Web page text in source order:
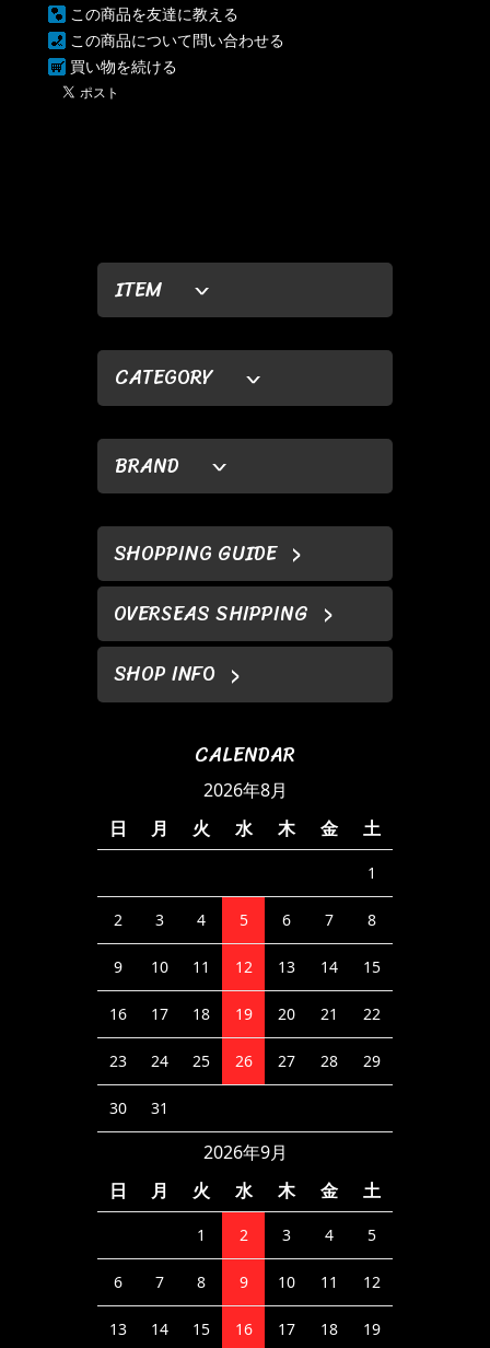
ITEM
CATEGORY
BRAND
SHOPPING GUIDE
OVERSEAS SHIPPING
SHOP INFO
CALENDAR
2026年8月
日
月 火 水 木 金 土
1
2 3 4 5 6 7 8
9 10 11 12 13 14 15
16 17 18 19 20 21 22
23 24 25 26 27 28 29
30 31
2026年9月
日
月 火 水 木 金 土
1 2 3 4 5
6 7 8 9 10 11 12
13 14 15 16 17 18 19
この商品を友達に教える
この商品について問い合わせる
買い物を続ける